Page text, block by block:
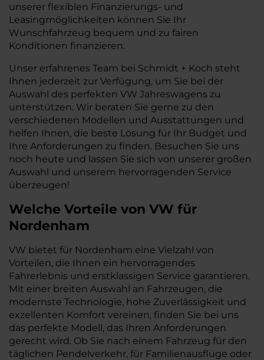
unserer flexiblen Finanzierungs- und
Leasingmöglichkeiten können Sie Ihr
Wunschfahrzeug bequem und zu fairen
Konditionen finanzieren.
Unser erfahrenes Team bei Schmidt + Koch steht
Ihnen jederzeit zur Verfügung, um Sie bei der
Auswahl des perfekten VW Jahreswagens zu
unterstützen. Wir beraten Sie gerne zu den
verschiedenen Modellen und Ausstattungen und
helfen Ihnen, die beste Lösung für Ihr Budget und
Ihre Anforderungen zu finden. Besuchen Sie uns
noch heute und lassen Sie sich von unserer großen
Auswahl und unserem hervorragenden Service
überzeugen!
Welche Vorteile von VW für
Nordenham
VW bietet für Nordenham eine Vielzahl von
Vorteilen, die Ihnen ein hervorragendes
Fahrerlebnis und erstklassigen Service garantieren.
Mit einer breiten Auswahl an Fahrzeugen, die
modernste Technologie, hohe Zuverlässigkeit und
exzellenten Komfort vereinen, finden Sie bei uns
das perfekte Modell, das Ihren Anforderungen
gerecht wird. Ob Sie nach einem Fahrzeug für den
täglichen Pendelverkehr, für Familienausflüge oder